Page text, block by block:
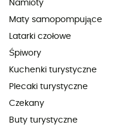
Namioty
Maty samopompujące
Latarki czołowe
Śpiwory
Kuchenki turystyczne
Plecaki turystyczne
Czekany
Buty turystyczne